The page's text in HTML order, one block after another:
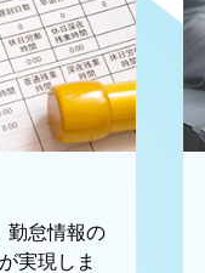
勤怠情報の
実現しま